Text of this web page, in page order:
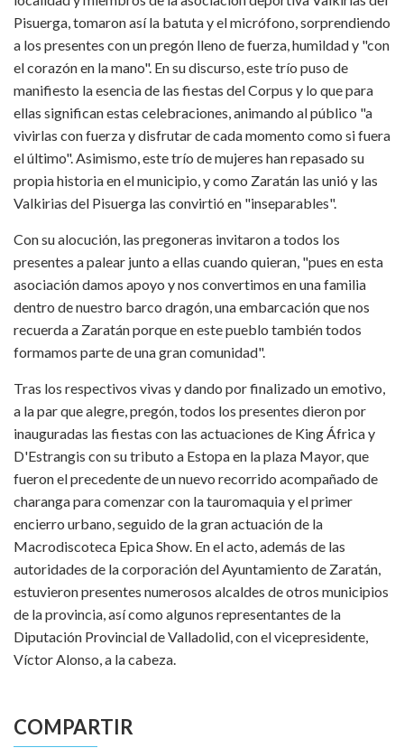
Pisuerga, tomaron así la batuta y el micrófono, sorprendiendo
a los presentes con un pregón lleno de fuerza, humildad y "con
el corazón en la mano". En su discurso, este trío puso de
manifiesto la esencia de las fiestas del Corpus y lo que para
ellas significan estas celebraciones, animando al público "a
vivirlas con fuerza y disfrutar de cada momento como si fuera
el último". Asimismo, este trío de mujeres han repasado su
propia historia en el municipio, y como Zaratán las unió y las
Valkirias del Pisuerga las convirtió en "inseparables".
Con su alocución, las pregoneras invitaron a todos los
presentes a palear junto a ellas cuando quieran, "pues en esta
asociación damos apoyo y nos convertimos en una familia
dentro de nuestro barco dragón, una embarcación que nos
recuerda a Zaratán porque en este pueblo también todos
formamos parte de una gran comunidad".
Tras los respectivos vivas y dando por finalizado un emotivo,
a la par que alegre, pregón, todos los presentes dieron por
inauguradas las fiestas con las actuaciones de King África y
D'Estrangis con su tributo a Estopa en la plaza Mayor, que
fueron el precedente de un nuevo recorrido acompañado de
charanga para comenzar con la tauromaquia y el primer
encierro urbano, seguido de la gran actuación de la
Macrodiscoteca Epica Show. En el acto, además de las
autoridades de la corporación del Ayuntamiento de Zaratán,
estuvieron presentes numerosos alcaldes de otros municipios
de la provincia, así como algunos representantes de la
Diputación Provincial de Valladolid, con el vicepresidente,
Víctor Alonso, a la cabeza.
COMPARTIR